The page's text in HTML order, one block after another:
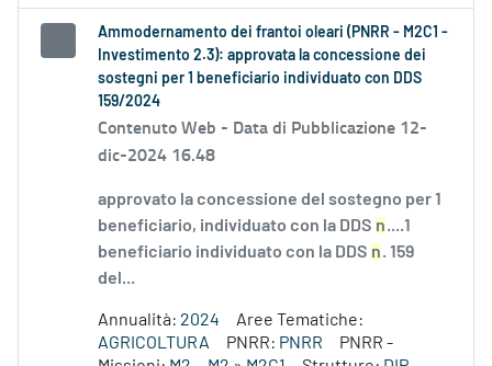
Ammodernamento dei frantoi oleari (PNRR - M2C1 -
Investimento 2.3): approvata la concessione dei
sostegni per 1 beneficiario individuato con DDS
159/2024
Contenuto Web - Data di Pubblicazione 12-
dic-2024 16.48
approvato la concessione del sostegno per 1
beneficiario, individuato con la DDS n....1
beneficiario individuato con la DDS n. 159
del...
Annualità: 2024
Aree Tematiche:
AGRICOLTURA
PNRR: PNRR
PNRR -